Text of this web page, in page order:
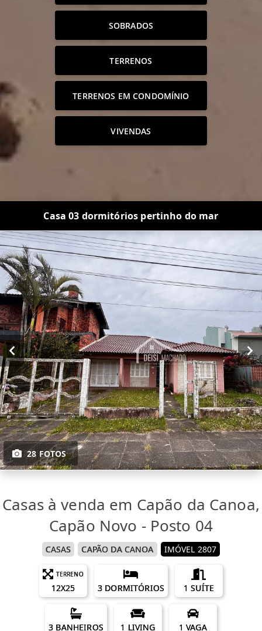
SOBRADOS
TERRENOS
TERRENOS EM CONDOMÍNIO
VIVENDAS
Casa 03 dormitórios pertinho do mar
28 FOTOS
Casas à venda em Capão da Canoa,
Capão Novo - Posto 04
CASAS CAPÃO DA CANOA IMÓVEL 2807
TERRENO
12X25 3 DORMITÓRIOS 1 SUÍTE
3 BANHEIROS 1 LIVING 1 VAGA